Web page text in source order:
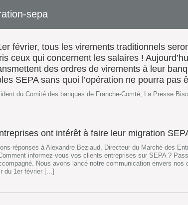
sepa
février, tous les virements traditionnels
ceux qui concernent les salaires !
des ordres de virements à leur
SEPA sans quoi l’opération ne pourra pas
du Comité des banques de Franche-Comté, La Presse
ont intérêt à faire leur migration
réponses à Alexandre Beziaud, Directeur du Marché des
informez-vous vos clients entreprises sur SEPA ?
Nous avons lancé notre communication envers nos
du 1er février [...]